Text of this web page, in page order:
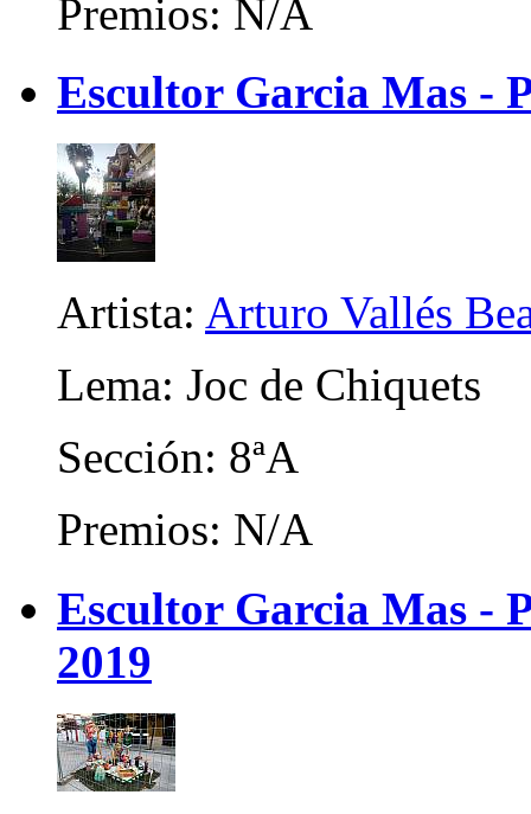
Premios: N/A
Escultor Garcia Mas -
Artista: Arturo Vallés
Lema: Joc de Chiquets
Sección: 8ªA
Premios: N/A
Escultor Garcia Mas -
2019